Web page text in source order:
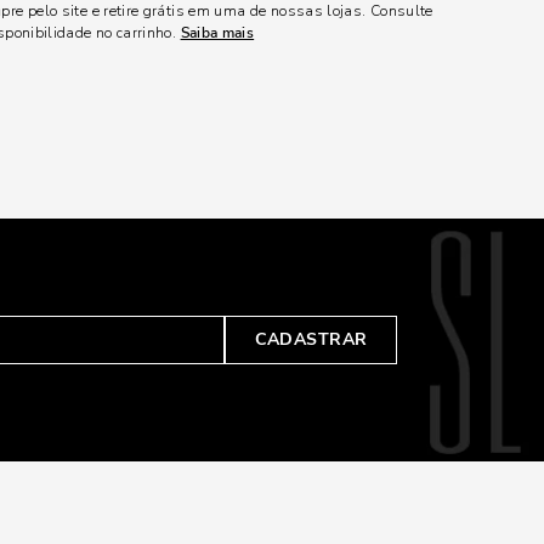
pelo site e retire grátis em uma de nossas lojas. Consulte
no carrinho. Saiba mais
CADASTRAR